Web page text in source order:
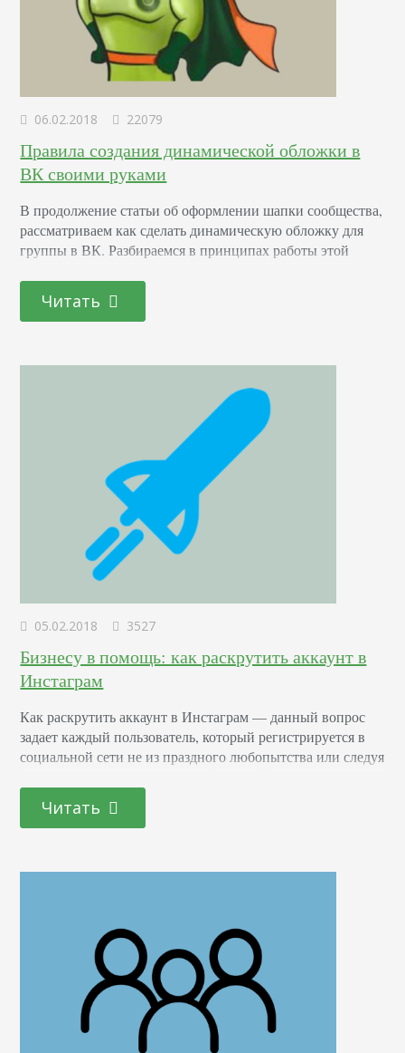
06.02.2018 22079
Правила создания динамической обложки в
ВК своими руками
В продолжение статьи об оформлении шапки сообщества,
рассматриваем как сделать динамическую обложку для
группы в ВК. Разбираемся в принципах работы этой
тестовый вариант шапки страницы. Изучая
представленные материалы, каждый может преобразить
с нулевым бюджетом. Принцип работы Привычный
классический дизайн представляет…
Читать
05.02.2018 3527
Бизнесу в помощь: как раскрутить аккаунт в
Инстаграм
Как раскрутить аккаунт в Инстаграм — данный вопрос
задает каждый пользователь, который регистрируется в
социальной сети не из праздного любопытства или следуя
данной целью является получение дополнительного
дохода. Итак, почему нельзя недооценивать Instagram и
передавать свои мысли и…
Читать